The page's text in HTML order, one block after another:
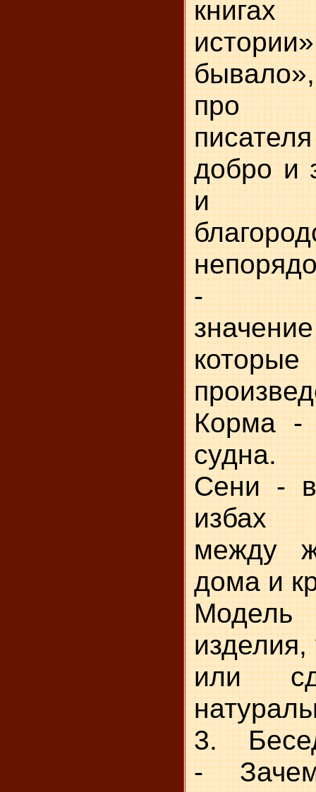
про
добро и
и
-
которые
Корма -
судна.
Сени - в
избах
между
дома и
или
3.
- Зачем